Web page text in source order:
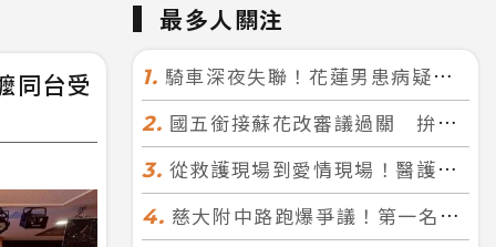
同台受
最多人關注
1. 騎車深夜失聯！花蓮男患病疑迷途 警徒步百米急尋救回一命
2. 國五銜接蘇花改審議過關 拚明年七月前開工！台北花蓮2小時生活圈成形
3. 從救護現場到愛情現場！醫護×消防浪漫聯誼 32人配對成功5對
4. 慈大附中路跑爆爭議！第一名遭拔又改並列 家長怒：難以接受